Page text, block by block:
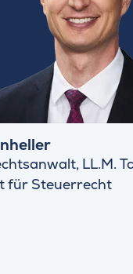
LL.M.
für Steuerrecht